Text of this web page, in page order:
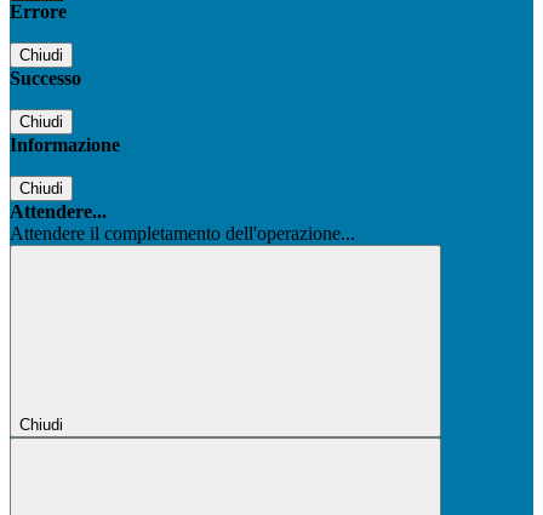
Errore
Chiudi
Successo
Chiudi
Informazione
Chiudi
Attendere...
Attendere il completamento dell'operazione...
Chiudi